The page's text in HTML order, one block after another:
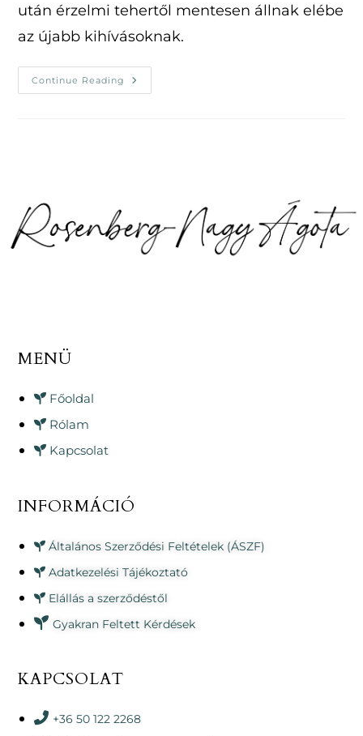
után érzelmi tehertől mentesen állnak elébe
az újabb kihívásoknak.
Continue Reading Aroma
Boost
MENÜ
Főoldal
Rólam
Kapcsolat
INFORMÁCIÓ
Általános Szerződési Feltételek (ÁSZF)
Adatkezelési Tájékoztató
Elállás a szerződéstől
Gyakran Feltett Kérdések
KAPCSOLAT
+36 50 122 2268